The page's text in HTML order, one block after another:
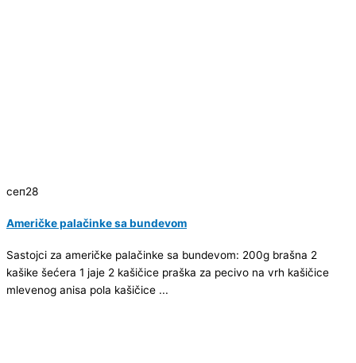
сеп28
Američke palačinke sa bundevom
Sastojci za američke palačinke sa bundevom: 200g brašna 2
kašike šećera 1 jaje 2 kašičice praška za pecivo na vrh kašičice
mlevenog anisa pola kašičice ...